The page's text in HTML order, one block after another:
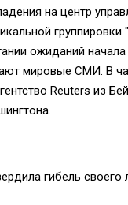
на центр
группировки
ожиданий
мировые СМИ. В
Reuters из
гибель своего